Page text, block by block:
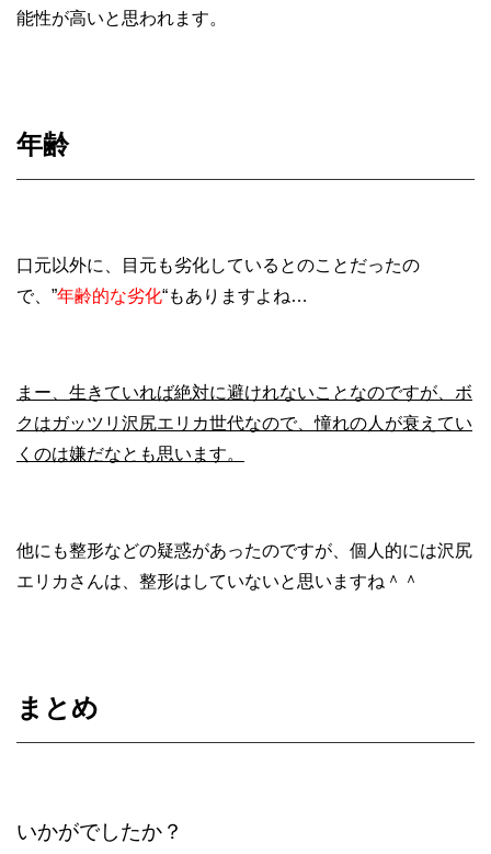
能性が高いと思われます。
年齢
口元以外に、目元も劣化しているとのことだったの
で、”年齢的な劣化“もありますよね…
まー、生きていれば絶対に避けれないことなのですが、ボ
クはガッツリ沢尻エリカ世代なので、憧れの人が衰えてい
くのは嫌だなとも思います。
他にも整形などの疑惑があったのですが、個人的には沢尻
エリカさんは、整形はしていないと思いますね＾＾
まとめ
いかがでしたか？